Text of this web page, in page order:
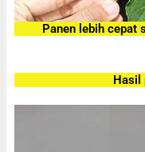
Panen lebih cepat
Hasil